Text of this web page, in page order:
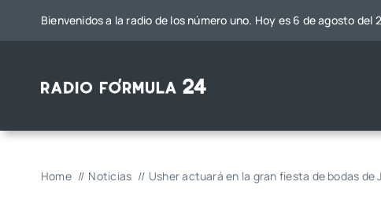
Bienvenidos a la radio de los número uno. Hoy es 6 de agosto del
Home Noticias Usher actuará en la gran fiesta de bodas de